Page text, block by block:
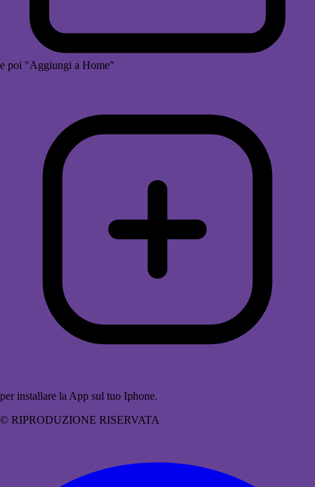
e poi "Aggiungi a Home"
per installare la App sul tuo Iphone.
© RIPRODUZIONE RISERVATA